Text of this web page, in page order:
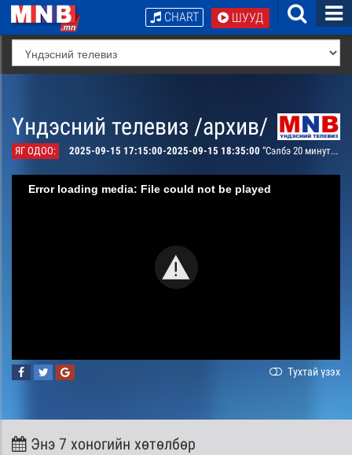
ШУУД
CHART
Үндэсний телевиз /архив/
ЯГ ОДОО: 2025-09-15 17:15:00-2025-09-15 18:35:00 “Сэлбэ 20 минутын хот”
Error loading media: File could not be played
Тухтай үзэх
Энэ 7 хоногийн хөтөлбөр